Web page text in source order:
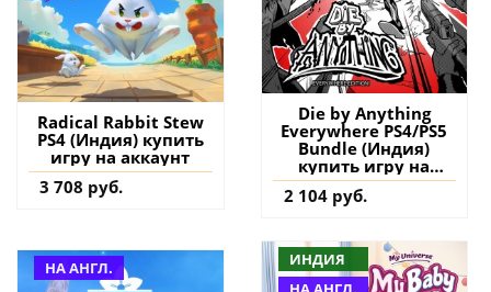
Radical Rabbit Stew
PS4 (Индия) купить
игру на аккаунт
3 708 руб.
Die by Anything
Everywhere PS4/PS5
Bundle (Индия)
купить игру на
аккаунт
2 104 руб.
НА АНГЛ.
ИНДИЯ